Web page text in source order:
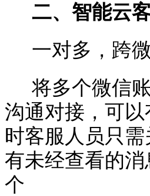
二、智能云
一对多，跨
将多个微信
沟通对接，可
时客服人员只
有未经查看的
个